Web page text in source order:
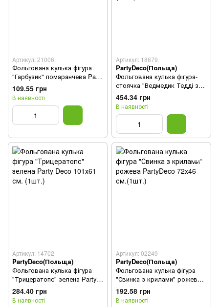
Артикул: 21006
Фольгована кулька фігура
"Гарбузик" помаранчева Party
Deco 62х59 см. (1шт.)
109.55 грн
В наявності
Артикул: 18679
PartyDeco(Польща)
Фольгована кулька фігура-
стоячка "Ведмедик Тедді з
бантом" коричнева PartyDeco
112х100 см.(1шт.)
454.34 грн
В наявності
Артикул: 14702
PartyDeco(Польща)
Фольгована кулька фігура
"Трицератопс" зелена Party
Deco 101х61 см. (1шт.)
284.40 грн
В наявності
Артикул: 02249
PartyDeco(Польща)
Фольгована кулька фігура
"Свинка з крилами" рожева
PartyDeco 72х46 см.(1шт.)
192.58 грн
В наявності